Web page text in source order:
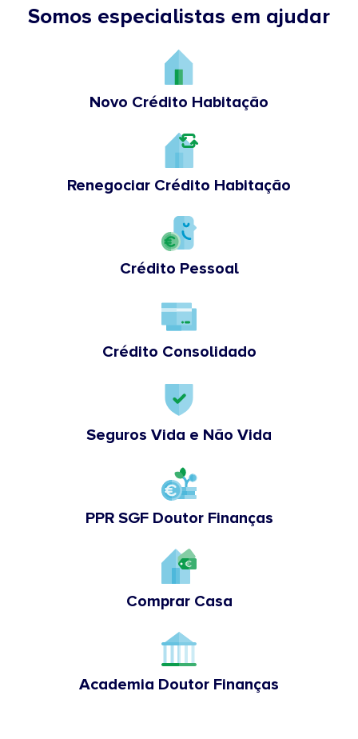
Somos especialistas em ajudar
Novo Crédito Habitação
Renegociar Crédito Habitação
Crédito Pessoal
Crédito Consolidado
Seguros Vida e Não Vida
PPR SGF Doutor Finanças
Comprar Casa
Academia Doutor Finanças